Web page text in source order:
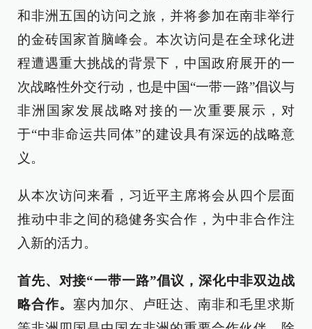
和非洲五国的访问之旅，并将参加在南非举行
的金砖国家首脑峰会。本次访问是在全球化进
程遭遇重大挑战的背景下，中国政府展开的一
次战略性外交行动，也是中国“一带一路”倡议与
非洲国家发展战略对接的一次重要展示，对
于“中非命运共同体”的建设具有深远的战略意
义。
从本次访问来看，习近平主席将会从四个层面
推动中非之间的稳健务实合作，为中非合作注
入新的活力。
首先、对接“一带一路”倡议，深化中非双边战
略合作。 塞内加尔、卢旺达、南非和毛里求斯